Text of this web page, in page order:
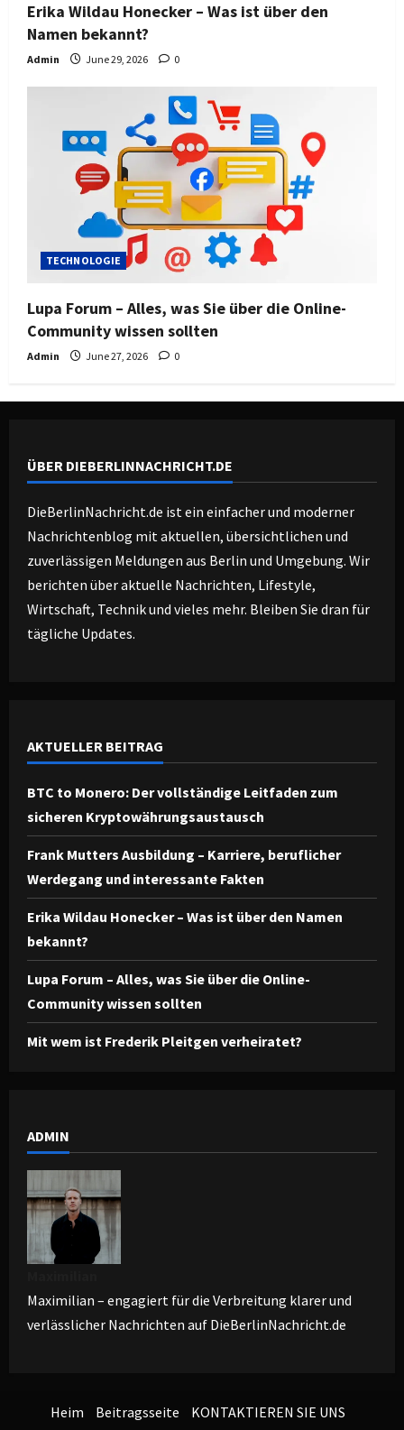
Erika Wildau Honecker – Was ist über den
Namen bekannt?
Admin June 29, 2026 0
TECHNOLOGIE
Lupa Forum – Alles, was Sie über die Online-
Community wissen sollten
Admin June 27, 2026 0
ÜBER DIEBERLINNACHRICHT.DE
DieBerlinNachricht.de ist ein einfacher und moderner
Nachrichtenblog mit aktuellen, übersichtlichen und
zuverlässigen Meldungen aus Berlin und Umgebung. Wir
berichten über aktuelle Nachrichten, Lifestyle,
Wirtschaft, Technik und vieles mehr. Bleiben Sie dran für
tägliche Updates.
AKTUELLER BEITRAG
BTC to Monero: Der vollständige Leitfaden zum
sicheren Kryptowährungsaustausch
Frank Mutters Ausbildung – Karriere, beruflicher
Werdegang und interessante Fakten
Erika Wildau Honecker – Was ist über den Namen
bekannt?
Lupa Forum – Alles, was Sie über die Online-
Community wissen sollten
Mit wem ist Frederik Pleitgen verheiratet?
ADMIN
Maximilian – engagiert für die Verbreitung klarer und
verlässlicher Nachrichten auf DieBerlinNachricht.de
Heim Beitragsseite
KONTAKTIEREN SIE UNS